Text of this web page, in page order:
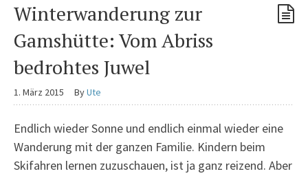
Winterwanderung zur
Gamshütte: Vom Abriss
bedrohtes Juwel
1. März 2015 ByUte
Endlich wieder Sonne und endlich einmal wieder eine
Wanderung mit der ganzen Familie. Kindern beim
Skifahren lernen zuzuschauen, ist ja ganz reizend. Aber